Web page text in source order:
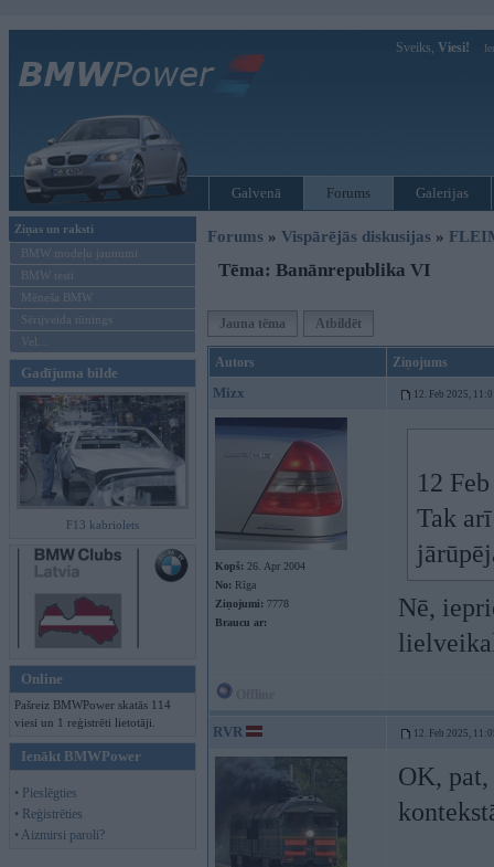
Sveiks, Viesi!
Galvenā Forums Galerijas
Ziņas un raksti
BMW modeļu jaunumi
BMW testi
Mēneša BMW
Sērijveida tūnings
Vel...
Gadījuma bilde
F13 kabriolets
Online
Pašreiz BMWPower skatās 114
viesi un 1 reģistrēti lietotāji.
Ienākt BMWPower
• Pieslēgties
• Reģistrēties
• Aizmirsi paroli?
Forums » Vispārējās diskusijas »
Tēma: Banānrepublika VI
Jauna tēma Atbildēt
Autors Ziņojums
Mizx 12. Feb 2025,
Kopš: 26. Apr 2004
No: Rīga
Ziņojumi: 7778
Braucu ar:
12
Tak
Nē,
RVR 12. Feb 2025,
OK,